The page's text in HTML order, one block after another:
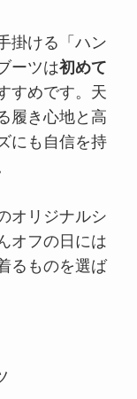
掛ける「ハン
ーツは初めて
すめです。天
履き心地と高
にも自信を持
オリジナルシ
オフの日には
るものを選ば